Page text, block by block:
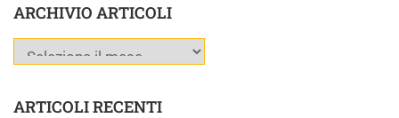
ARCHIVIO ARTICOLI
ARTICOLI RECENTI